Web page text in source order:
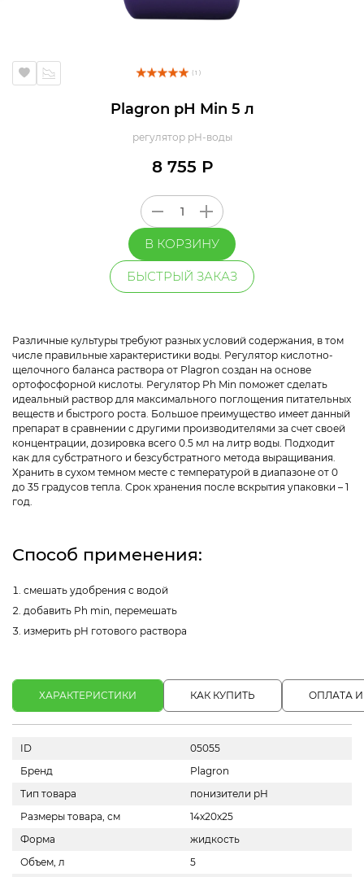
( 1 )
Plagron pH Min 5 л
регулятор pH-воды
8 755 Р
В КОРЗИНУ
БЫСТРЫЙ ЗАКАЗ
Различные культуры требуют разных условий содержания, в том
числе правильные характеристики воды. Регулятор кислотно-
щелочного баланса раствора от Plagron создан на основе
ортофосфорной кислоты. Регулятор Ph Min поможет сделать
идеaльный раствор для максимального поглощения питательных
веществ и быстрого рoста. Большое преимущество имеет данный
препарат в сравнении с другими производителями за счет своей
концентрации, дозировка всего 0.5 мл на литр воды. Подходит
как для субстратного и безсубстратного метода выращивания.
Хранить в сухом темном месте с температурой в диапазоне от 0
до 35 градусов тепла. Срок хранения после вскрытия упаковки – 1
год.
Способ применения:
смешать удобрения с водой
добавить Ph min, перемешать
измерить pH готового раствора
ХАРАКТЕРИСТИКИ КАК КУПИТЬ ОПЛАТА
ID
05055
Бренд
Plagron
Тип товара
понизители pH
Размеры товара, см
14х20х25
Форма
жидкость
Объем, л
5